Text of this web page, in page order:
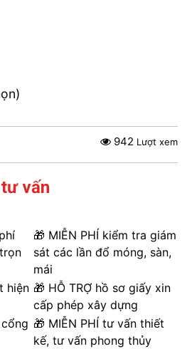
942 Lượt xem
vấn
🎁 MIỄN PHÍ kiểm tra giám
sát các lần đổ móng, sàn,
mái
hiện 🎁 HỖ TRỢ hồ sơ giấy xin
cấp phép xây dựng
🎁 MIỄN PHÍ tư vấn thiết
kế, tư vấn phong thủy